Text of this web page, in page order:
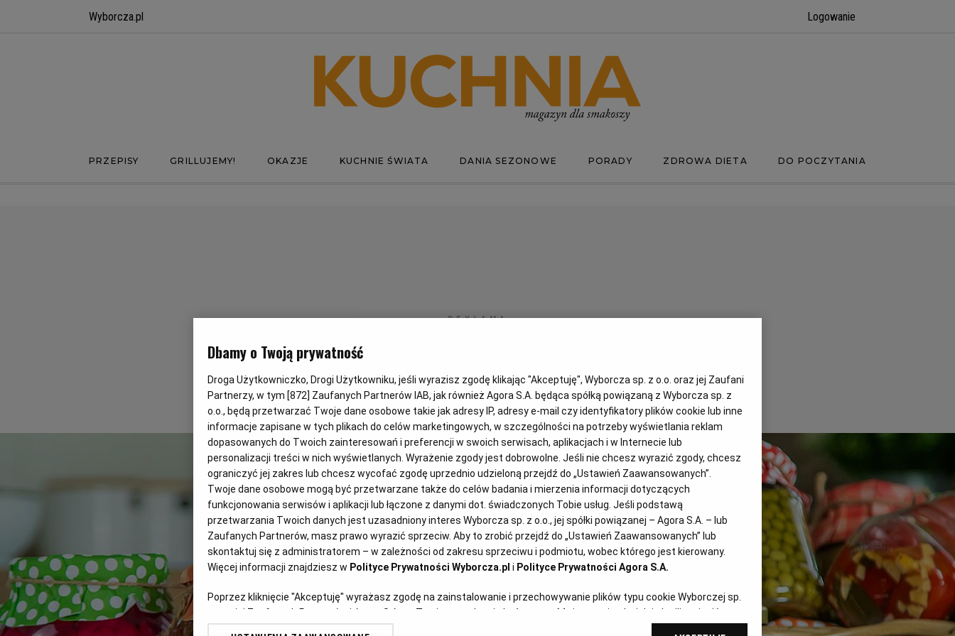
Wyborcza.pl Logowanie
PRZEPISY GRILLUJEMY! OKAZJE KUCHNIE ŚWIATA DANIA SEZONOWE PORADY ZDROWA DIETA DO POCZYTANIA
Dbamy o Twoją prywatność
Droga Użytkowniczko, Drogi Użytkowniku, jeśli wyrazisz zgodę klikając "Akceptuję", Wyborcza sp. z o.o. oraz jej Zaufani
Partnerzy, w tym [872] Zaufanych Partnerów IAB, jak również Agora S.A. będąca spółką powiązaną z Wyborcza sp. z
o.o., będą przetwarzać Twoje dane osobowe takie jak adresy IP, adresy e-mail czy identyfikatory plików cookie lub inne
informacje zapisane w tych plikach do celów marketingowych, w szczególności na potrzeby wyświetlania reklam
dopasowanych do Twoich zainteresowań i preferencji w swoich serwisach, aplikacjach i w Internecie lub
personalizacji treści w nich wyświetlanych. Wyrażenie zgody jest dobrowolne. Jeśli nie chcesz wyrazić zgody, chcesz
ograniczyć jej zakres lub chcesz wycofać zgodę uprzednio udzieloną przejdź do „Ustawień Zaawansowanych”.
Twoje dane osobowe mogą być przetwarzane także do celów badania i mierzenia informacji dotyczących
funkcjonowania serwisów i aplikacji lub łączone z danymi dot. świadczonych Tobie usług. Jeśli podstawą
przetwarzania Twoich danych jest uzasadniony interes Wyborcza sp. z o.o., jej spółki powiązanej – Agora S.A. – lub
Zaufanych Partnerów, masz prawo wyrazić sprzeciw. Aby to zrobić przejdź do „Ustawień Zaawansowanych” lub
skontaktuj się z administratorem – w zależności od zakresu sprzeciwu i podmiotu, wobec którego jest kierowany.
Więcej informacji znajdziesz w Polityce Prywatności Wyborcza.pl i Polityce Prywatności Agora S.A.
Poprzez kliknięcie "Akceptuję" wyrażasz zgodę na zainstalowanie i przechowywanie plików typu cookie Wyborczej sp.
z o. o. jej Zaufanych Partnerów i Agora S.A. na Twoim urządzeniu końcowym. Możesz też w każdej chwili zmienić
swoje preferencje dot. plików cookie, ponownie wywołując narzędzie do zarządzania Twoimi preferencjami dot.